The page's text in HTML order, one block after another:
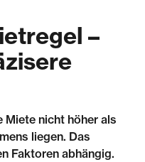
–
Miete nicht höher als
liegen. Das
Faktoren abhängig.